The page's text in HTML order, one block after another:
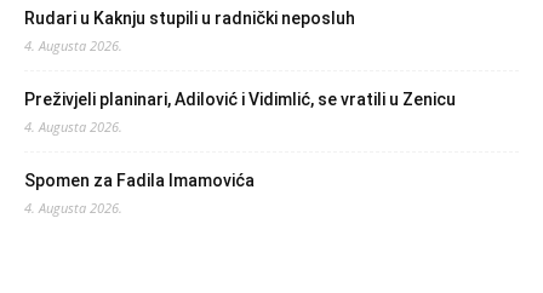
Rudari u Kaknju stupili u radnički neposluh
4. Augusta 2026.
Preživjeli planinari, Adilović i Vidimlić, se vratili u Zenicu
4. Augusta 2026.
Spomen za Fadila Imamovića
4. Augusta 2026.